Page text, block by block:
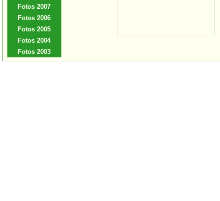
Fotos 2007
Fotos 2006
Fotos 2005
Fotos 2004
Fotos 2003